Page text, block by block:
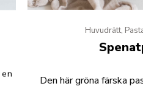
Huvudrätt,
Den här gröna färska